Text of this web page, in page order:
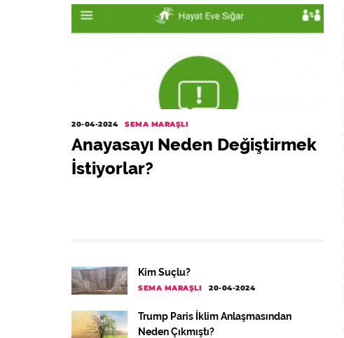
20-04-2024 SEMA MARAŞLI
Anayasayı Neden Değiştirmek
İstiyorlar?
Kim Suçlu?
SEMA MARAŞLI 20-04-2024
Trump Paris İklim Anlaşmasından
Neden Çıkmıştı?